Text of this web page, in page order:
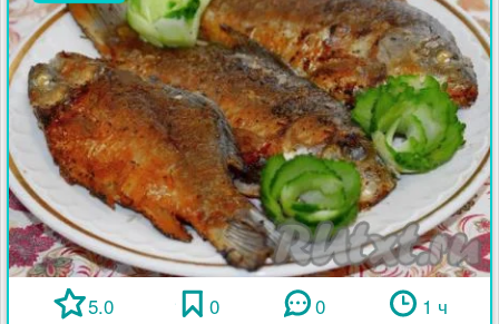
5.0 0 0 1 ч